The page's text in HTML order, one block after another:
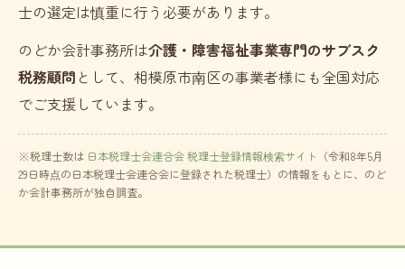
士の選定は慎重に行う必要があります。
のどか会計事務所は介護・障害福祉事業専門のサブスク
税務顧問 として、相模原市南区の事業者様にも全国対応
でご支援しています。
※税理士数は 日本税理士会連合会 税理士登録情報検索サイト （令和8年5月
29日時点の日本税理士会連合会に登録された税理士）の情報をもとに、のど
か会計事務所が独自調査。